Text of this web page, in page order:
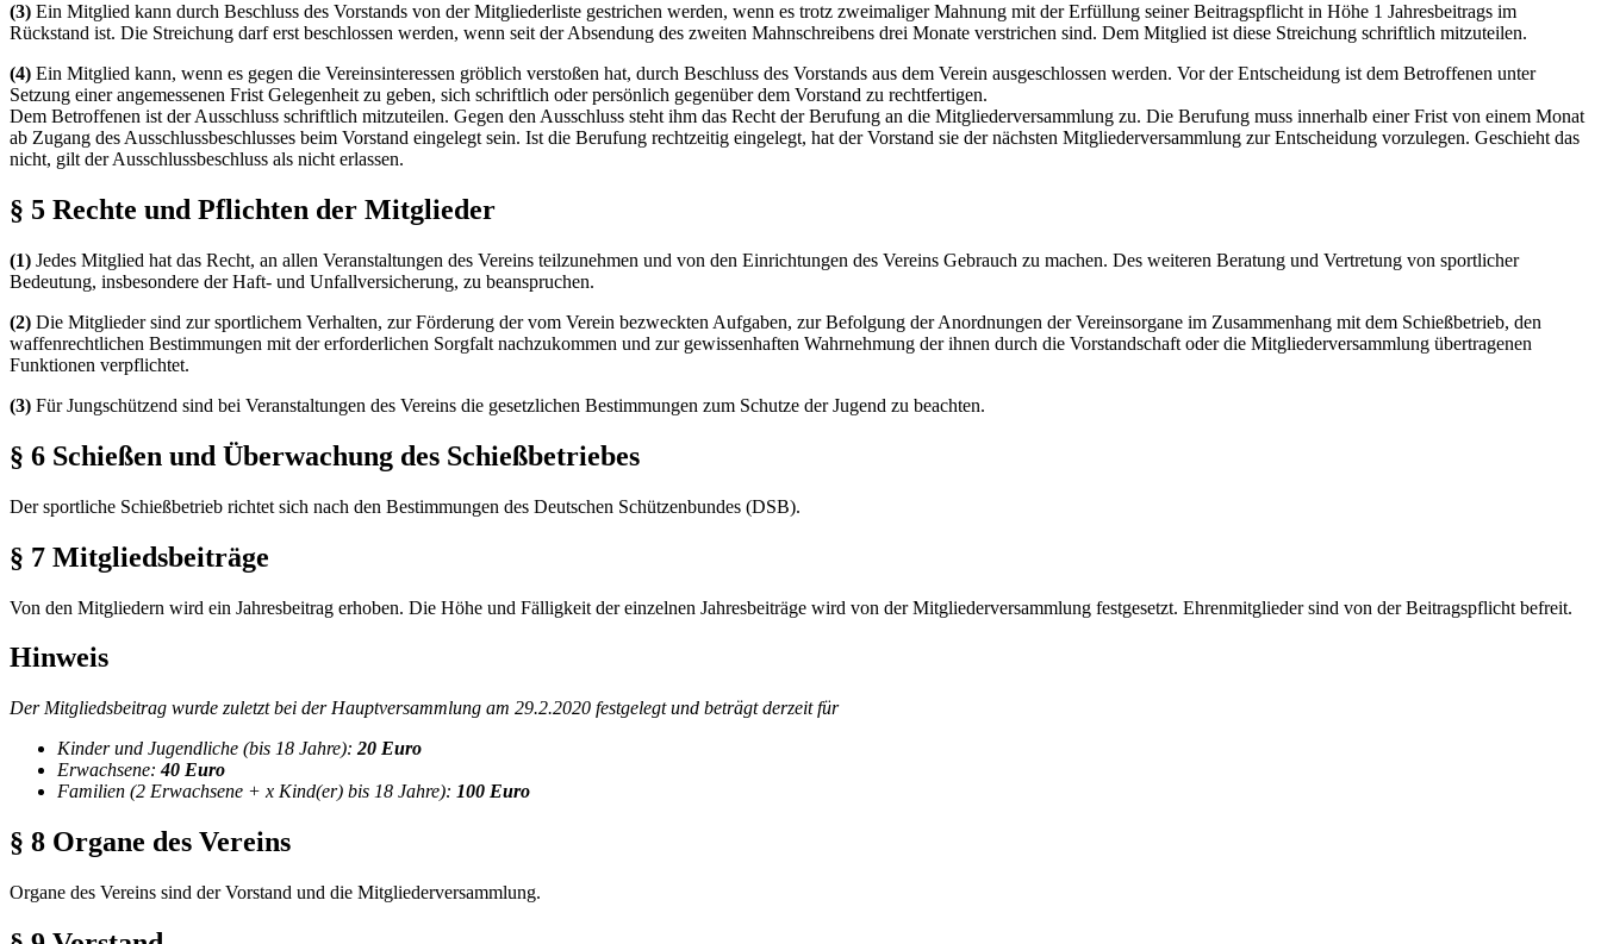
(3) Ein Mitglied kann durch Beschluss des Vorstands von der Mitgliederliste gestrichen werden, wenn es trotz zweimaliger Mahnung mit der Erfüllung seiner Beitragspflicht in Höhe 1 Jahresbeitrags im
Rückstand ist. Die Streichung darf erst beschlossen werden, wenn seit der Absendung des zweiten Mahnschreibens drei Monate verstrichen sind. Dem Mitglied ist diese Streichung schriftlich mitzuteilen.
(4) Ein Mitglied kann, wenn es gegen die Vereinsinteressen gröblich verstoßen hat, durch Beschluss des Vorstands aus dem Verein ausgeschlossen werden. Vor der Entscheidung ist dem Betroffenen unter
Setzung einer angemessenen Frist Gelegenheit zu geben, sich schriftlich oder persönlich gegenüber dem Vorstand zu rechtfertigen.
Dem Betroffenen ist der Ausschluss schriftlich mitzuteilen. Gegen den Ausschluss steht ihm das Recht der Berufung an die Mitgliederversammlung zu. Die Berufung muss innerhalb einer Frist von einem Monat
ab Zugang des Ausschlussbeschlusses beim Vorstand eingelegt sein. Ist die Berufung rechtzeitig eingelegt, hat der Vorstand sie der nächsten Mitgliederversammlung zur Entscheidung vorzulegen. Geschieht das
nicht, gilt der Ausschlussbeschluss als nicht erlassen.
§ 5 Rechte und Pflichten der Mitglieder
(1) Jedes Mitglied hat das Recht, an allen Veranstaltungen des Vereins teilzunehmen und von den Einrichtungen des Vereins Gebrauch zu machen. Des weiteren Beratung und Vertretung von sportlicher
Bedeutung, insbesondere der Haft- und Unfallversicherung, zu beanspruchen.
(2) Die Mitglieder sind zur sportlichem Verhalten, zur Förderung der vom Verein bezweckten Aufgaben, zur Befolgung der Anordnungen der Vereinsorgane im Zusammenhang mit dem Schießbetrieb, den
waffenrechtlichen Bestimmungen mit der erforderlichen Sorgfalt nachzukommen und zur gewissenhaften Wahrnehmung der ihnen durch die Vorstandschaft oder die Mitgliederversammlung übertragenen
Funktionen verpflichtet.
(3) Für Jungschützend sind bei Veranstaltungen des Vereins die gesetzlichen Bestimmungen zum Schutze der Jugend zu beachten.
§ 6 Schießen und Überwachung des Schießbetriebes
Der sportliche Schießbetrieb richtet sich nach den Bestimmungen des Deutschen Schützenbundes (DSB).
§ 7 Mitgliedsbeiträge
Von den Mitgliedern wird ein Jahresbeitrag erhoben. Die Höhe und Fälligkeit der einzelnen Jahresbeiträge wird von der Mitgliederversammlung festgesetzt. Ehrenmitglieder sind von der Beitragspflicht befreit.
Hinweis
Der Mitgliedsbeitrag wurde zuletzt bei der Hauptversammlung am 29.2.2020 festgelegt und beträgt derzeit für
Kinder und Jugendliche (bis 18 Jahre): 20 Euro
Erwachsene:40 Euro
Familien (2 Erwachsene + x Kind(er) bis 18 Jahre): 100 Euro
§ 8 Organe des Vereins
Organe des Vereins sind der Vorstand und die Mitgliederversammlung.